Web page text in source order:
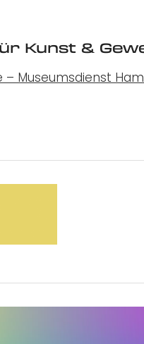
Kunst &
Museumsdienst